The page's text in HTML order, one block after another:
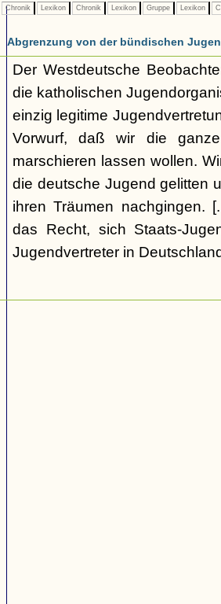
Chronik Lexikon Chronik Lexikon Gruppe Lexikon
Abgrenzung von der bündischen
Der Westdeutsche
die katholischen
einzig legitime
Vorwurf, daß wir die
marschieren lassen wollen.
die deutsche Jugend gelitten
ihren Träumen nachgingen.
das Recht, sich Staats-
Jugendvertreter in